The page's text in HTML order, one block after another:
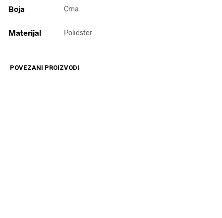
Boja Crna
Materijal Poliester
POVEZANI PROIZVODI